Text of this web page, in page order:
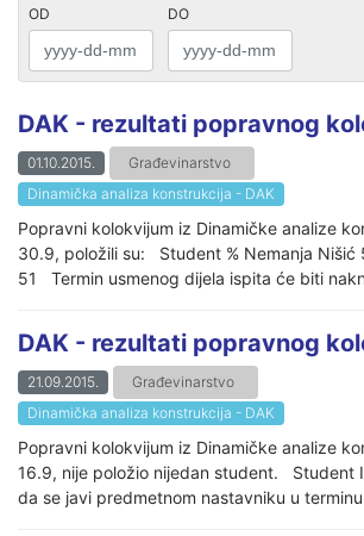
OD DO
DAK - rezultati popravnog
01.10.2015.
Građevinarstvo
Dinamička analiza konstrukcija - DAK
Popravni kolokvijum iz Dinamičke analize
30.9, položili su: Student % Nemanja Nišić
51 Termin usmenog dijela ispita će biti
DAK - rezultati popravnog
21.09.2015.
Građevinarstvo
Dinamička analiza konstrukcija - DAK
Popravni kolokvijum iz Dinamičke analize
16.9, nije položio nijedan student. Student
da se javi predmetnom nastavniku u